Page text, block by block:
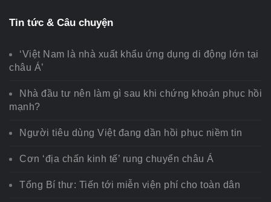
Tin tức & Câu chuyện
‘Việt Nam là nhà xuất khẩu ứng dụng di động lớn tại
châu Á’
Nhà đầu tư nên làm gì sau khi chứng khoán phục hồi
mạnh?
Người tiêu dùng Việt đang dần hồi phục niềm tin
Cơn ‘địa chấn kinh tế’ rung chuyển châu Á
Tổng Bí thư: Tiến tới miễn viện phí cho toàn dân